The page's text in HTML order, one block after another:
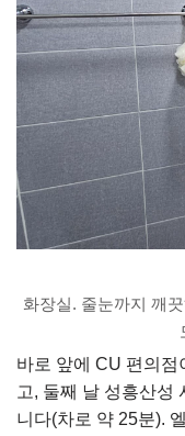
화장실. 줄눈까지 깨
바로 앞에 CU 편의
고, 둘째 날 성흥산성
니다(차로 약 25분).